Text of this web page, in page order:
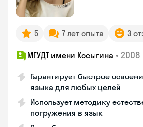
5 7 лет опыта 3
МГУДТ имени Косыгина • 2008
Гарантирует быстрое
языка для любых целей
Использует методику
погружения в язык